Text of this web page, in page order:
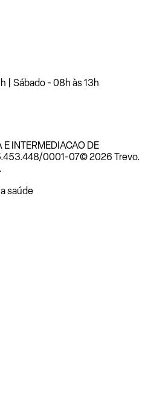
| Sábado - 08h às 13h
INTERMEDIACAO DE
0001-07© 2026 Trevo.
saúde